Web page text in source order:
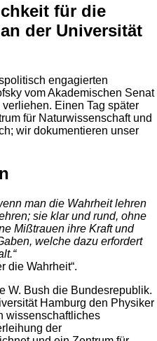
für die
der Universität
engagierten
vom Akademischen Senat
Einen Tag später
für Naturwissenschaft und
wir dokumentieren unser
man die Wahrheit lehren
sie klar und rund, ohne
Mißtrauen ihre Kraft und
welche dazu erfordert
die Wahrheit“.
W. Bush die Bundesrepublik.
Hamburg den Physiker
wissenschaftliches
der